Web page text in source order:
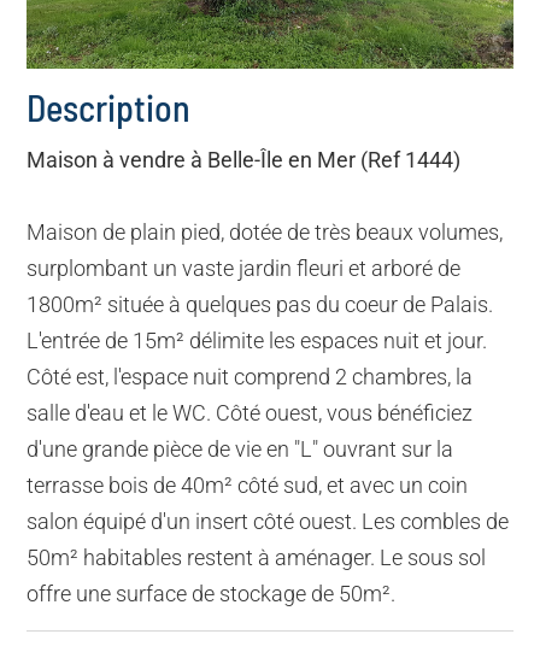
Description
Maison à vendre à Belle-Île en Mer (Ref 1444)
Maison de plain pied, dotée de très beaux volumes,
surplombant un vaste jardin fleuri et arboré de
1800m² située à quelques pas du coeur de Palais.
L'entrée de 15m² délimite les espaces nuit et jour.
Côté est, l'espace nuit comprend 2 chambres, la
salle d'eau et le WC. Côté ouest, vous bénéficiez
d'une grande pièce de vie en "L" ouvrant sur la
terrasse bois de 40m² côté sud, et avec un coin
salon équipé d'un insert côté ouest. Les combles de
50m² habitables restent à aménager. Le sous sol
offre une surface de stockage de 50m².